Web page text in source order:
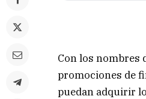
Con los nombres
promociones de
puedan adquirir